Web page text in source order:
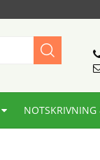
NOTSKRIVNING